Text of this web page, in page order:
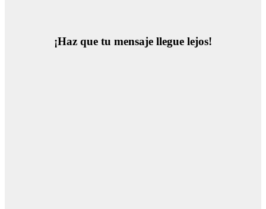
¡Haz que tu mensaje llegue lejos!